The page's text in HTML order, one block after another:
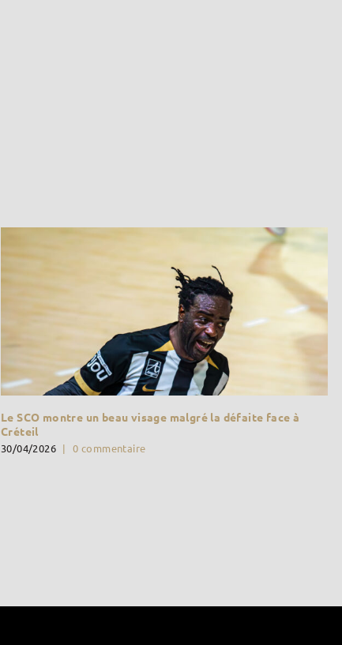
Le SCO montre un beau visage malgré la défaite face à
Créteil
30/04/2026 | 0 commentaire